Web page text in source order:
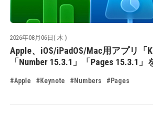
2026年08月06日( 木 )
Apple、iOS/iPadOS/Mac用アプリ「
「Number 15.3.1」「Pages 15.3.1
#Apple #Keynote #Numbers #Pages